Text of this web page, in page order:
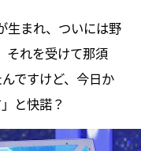
生まれ、ついには野
それを受けて那須
ですけど、今日か
と快諾？